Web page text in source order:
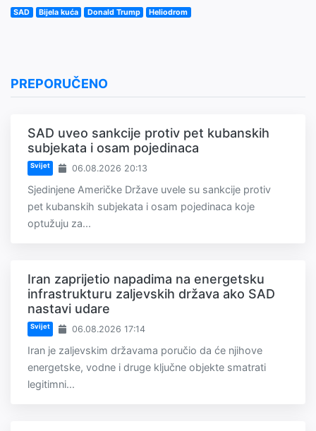
SAD Bijela kuća Donald Trump Heliodrom
PREPORUČENO
SAD uveo sankcije protiv pet kubanskih
subjekata i osam pojedinaca
Svijet 06.08.2026 20:13
Sjedinjene Američke Države uvele su sankcije protiv
pet kubanskih subjekata i osam pojedinaca koje
optužuju za...
Iran zaprijetio napadima na energetsku
infrastrukturu zaljevskih država ako SAD
nastavi udare
Svijet 06.08.2026 17:14
Iran je zaljevskim državama poručio da će njihove
energetske, vodne i druge ključne objekte smatrati
legitimni...